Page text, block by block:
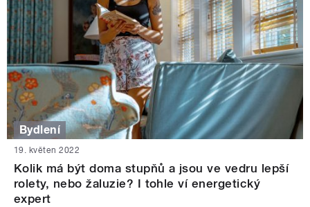
Bydlení
19. květen 2022
Kolik má být doma stupňů a jsou ve vedru lepší
rolety, nebo žaluzie? I tohle ví energetický
expert